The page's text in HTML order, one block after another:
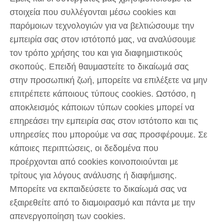
στοιχεία που συλλέγονται μέσω cookies και
παρόμοιων τεχνολογιών για να βελτιώσουμε την
εμπειρία σας στον ιστότοπό μας, να αναλύσουμε
τον τρόπο χρήσης του και για διαφημιστικούς
σκοπούς. Επειδή θαυμαστείτε το δικαίωμά σας
στην προσωπική ζωή, μπορείτε να επιλέξετε να μην
επιτρέπετε κάποιους τύπους cookies. Ωστόσο, η
αποκλεισμός κάποιων τύπων cookies μπορεί να
επηρεάσει την εμπειρία σας στον ιστότοπο και τις
υπηρεσίες που μπορούμε να σας προσφέρουμε. Σε
κάποιες περιπτώσεις, οι δεδομένα που
προέρχονται από cookies κοινοποιούνται με
τρίτους για λόγους ανάλυσης ή διαφήμισης.
Μπορείτε να εκπαιδεύσετε το δικαίωμά σας να
εξαιρεθείτε από το διαμοιρασμό και πάντα με την
απενεργοποίηση των cookies.